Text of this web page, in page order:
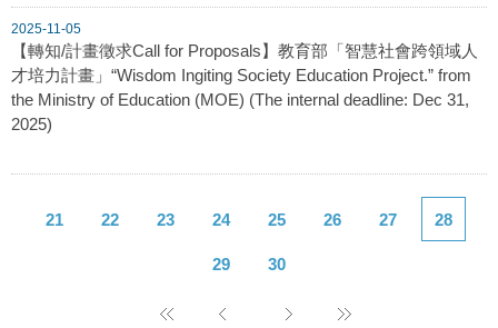
2025-11-05
【轉知/計畫徵求Call for Proposals】教育部「智慧社會跨領域人
才培力計畫」“Wisdom Ingiting Society Education Project.” from
the Ministry of Education (MOE) (The internal deadline: Dec 31,
2025)
21 22 23 24 25 26 27 28
29 30